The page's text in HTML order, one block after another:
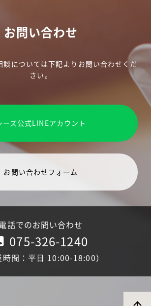
お問い合わせ
談については下記よりお問い合わせくだ
さい。
ーズ公式LINEアカウント
お問い合わせフォーム
話でのお問い合わせ
075-326-1240
時間：平日 10:00-18:00）